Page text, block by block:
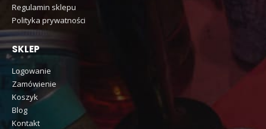
Regulamin sklepu
Polityka prywatności
SKLEP
Logowanie
Zamówienie
Koszyk
Blog
Kontakt